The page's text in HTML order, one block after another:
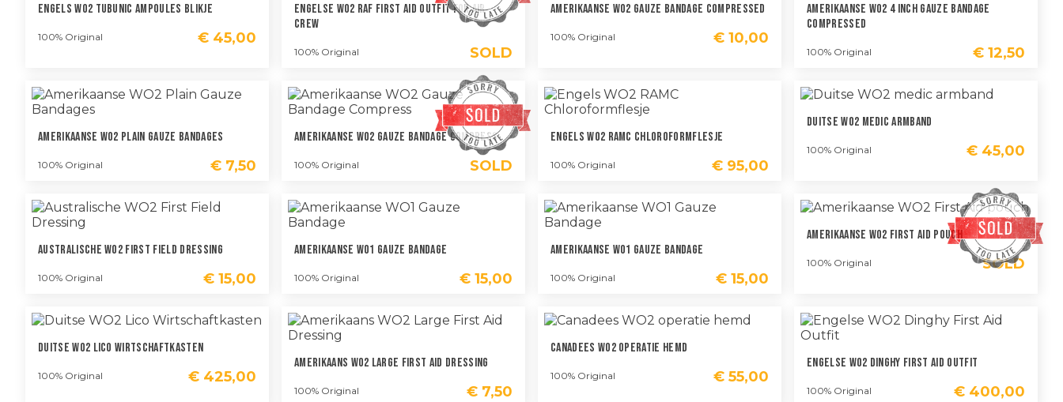
Engels WO2 Tubunic Ampoules Blikje
100% Original € 45,00
Engelse WO2 RAF First Aid Outfit For Air
Crew
100% Original SOLD
Amerikaanse WO2 Gauze Bandage Compressed
100% Original € 10,00
Amerikaanse WO2 4 Inch Gauze Bandage
Compressed
100% Original € 12,50
Amerikaanse WO2 Plain Gauze Bandages
100% Original € 7,50
Amerikaanse WO2 Gauze Bandage Compress
100% Original SOLD
Engels WO2 RAMC Chloroformflesje
100% Original € 95,00
Duitse WO2 Medic Armband
100% Original € 45,00
Australische WO2 First Field Dressing
100% Original € 15,00
Amerikaanse WO1 Gauze Bandage
100% Original € 15,00
Amerikaanse WO1 Gauze Bandage
100% Original € 15,00
Amerikaanse WO2 First Aid Pouch
100% Original SOLD
Duitse WO2 Lico Wirtschaftkasten
100% Original € 425,00
Amerikaans WO2 Large First Aid Dressing
100% Original € 7,50
Canadees WO2 Operatie Hemd
100% Original € 55,00
Engelse WO2 Dinghy First Aid Outfit
100% Original € 400,00